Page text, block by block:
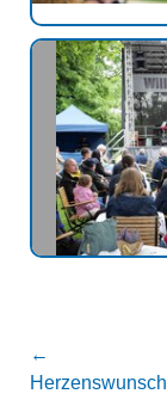
←
Herzenswunsch